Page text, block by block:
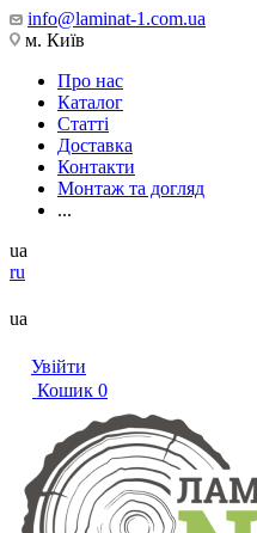
info@laminat-1.com.ua
м. Київ
Про нас
Каталог
Статті
Доставка
Контакти
Монтаж та догляд
...
ua
ru
ua
Увійти
Кошик 0